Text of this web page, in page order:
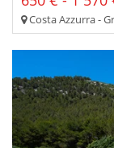
Costa Azzurra -